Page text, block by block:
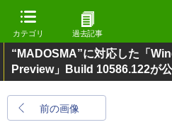
カテゴリ 過去記事
“MADOSMA”に対応した「
Preview」Build 10586.122が
前の画像